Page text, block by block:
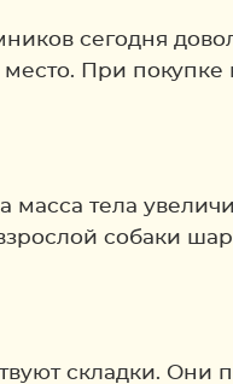
сегодня
При
тела
собаки
складки.